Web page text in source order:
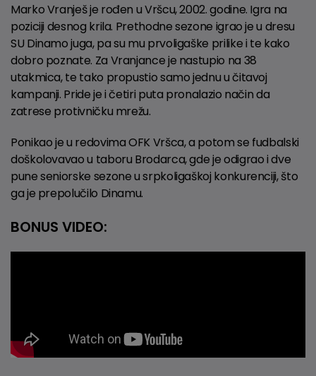
Marko Vranješ je rođen u Vršcu, 2002. godine. Igra na
poziciji desnog krila. Prethodne sezone igrao je u dresu
SU Dinamo juga, pa su mu prvoligaške prilike i te kako
dobro poznate. Za Vranjance je nastupio na 38
utakmica, te tako propustio samo jednu u čitavoj
kampanji. Pride je i četiri puta pronalazio način da
zatrese protivničku mrežu.
Ponikao je u redovima OFK Vršca, a potom se fudbalski
doškolovavao u taboru Brodarca, gde je odigrao i dve
pune seniorske sezone u srpkoligaškoj konkurenciji, što
ga je prepolučilo Dinamu.
BONUS VIDEO: